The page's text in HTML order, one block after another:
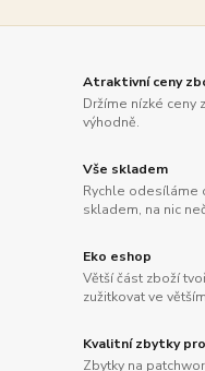
Atraktivní ceny
Držíme nízké ceny
výhodně.
Vše skladem
Rychle odesíláme
skladem, na nic
Eko eshop
Větší část zboží
zužitkovat ve
Kvalitní zbytky
Zbytky na